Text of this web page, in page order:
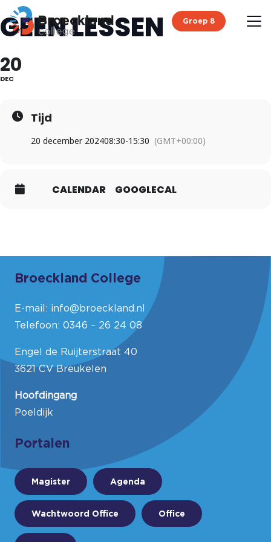
Groep 8
GEEN LESSEN
20
DEC
Tijd
20 december 202408:30-15:30 (GMT+00:00)
CALENDAR GOOGLECAL
Broeckland College
E-mail: info@broeckland.nl
Telefoon: 0346 – 26 24 08
Engel de Ruijterstraat 40
3621 CV Breukelen
Hoofdingang
Poeldijk
Portalen
Magister Agenda
Wachtwoord Office Office